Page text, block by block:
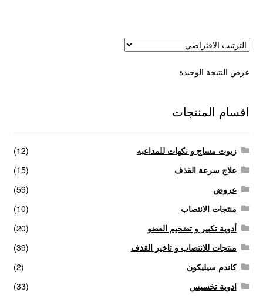
علاج سرعة القذف
كاندم سيليكون
لانجيري مثير
منتجات خاصة بالزوج
منتجات خاصة بالزوجة
منتجات لاثارة الزوجه
منتجات للانتصاب و تاخير القذف
عرض النتيجة الوحيدة
اقسام المنتجات
زيوت مساج و نكهات للمداعبه
(12)
علاج سرعة القذف
(15)
عروض
(59)
منتجات الانتصاب
(10)
أدوية تكبير و تضخيم العضو
(20)
منتجات للانتصاب و تاخير القذف
(39)
كاندم سيليكون
(2)
ادوية تخسيس
(33)